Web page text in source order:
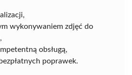
wykonywaniem zdjęć do
obsługą,
poprawek.